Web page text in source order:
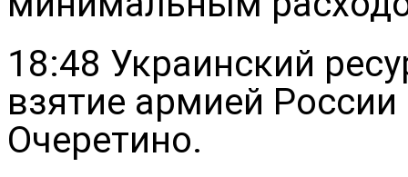
18:48 Украинский
взятие армией
Очеретино.